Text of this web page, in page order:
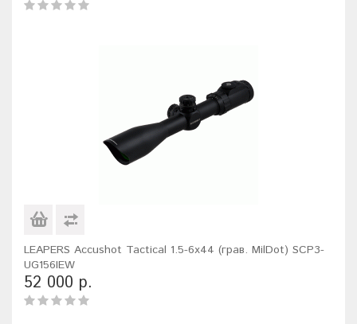
LEAPERS Accushot Tactical 1.5-6x44 (грав. MilDot) SCP3-
UG156IEW
52 000 р.